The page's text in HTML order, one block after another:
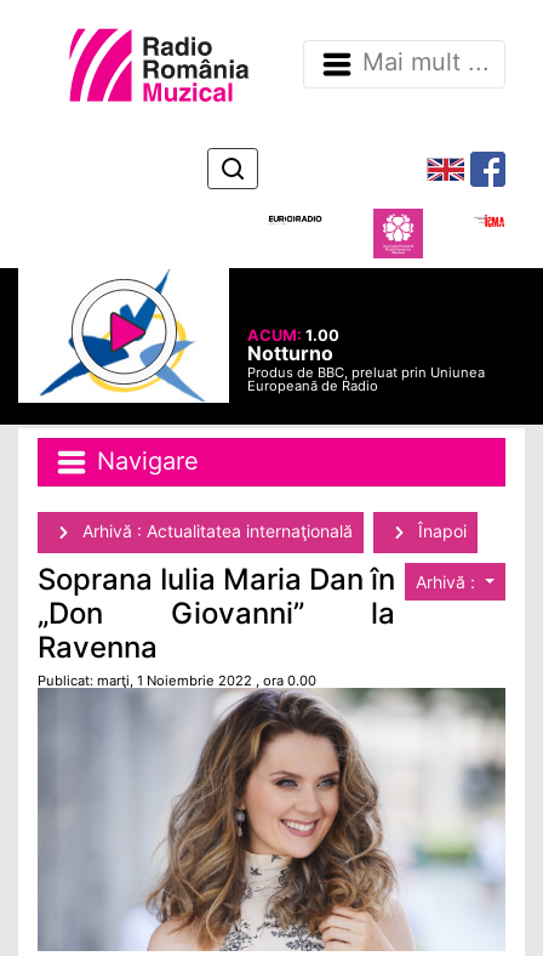
Mai mult ...
ACUM:1.00
Notturno
Produs de BBC, preluat prin Uniunea
Europeană de Radio
Navigare
Arhivă : Actualitatea internaţională Înapoi
Arhivă :
Soprana Iulia Maria Dan în
„Don Giovanni” la
Ravenna
Publicat: marţi, 1 Noiembrie 2022 , ora 0.00